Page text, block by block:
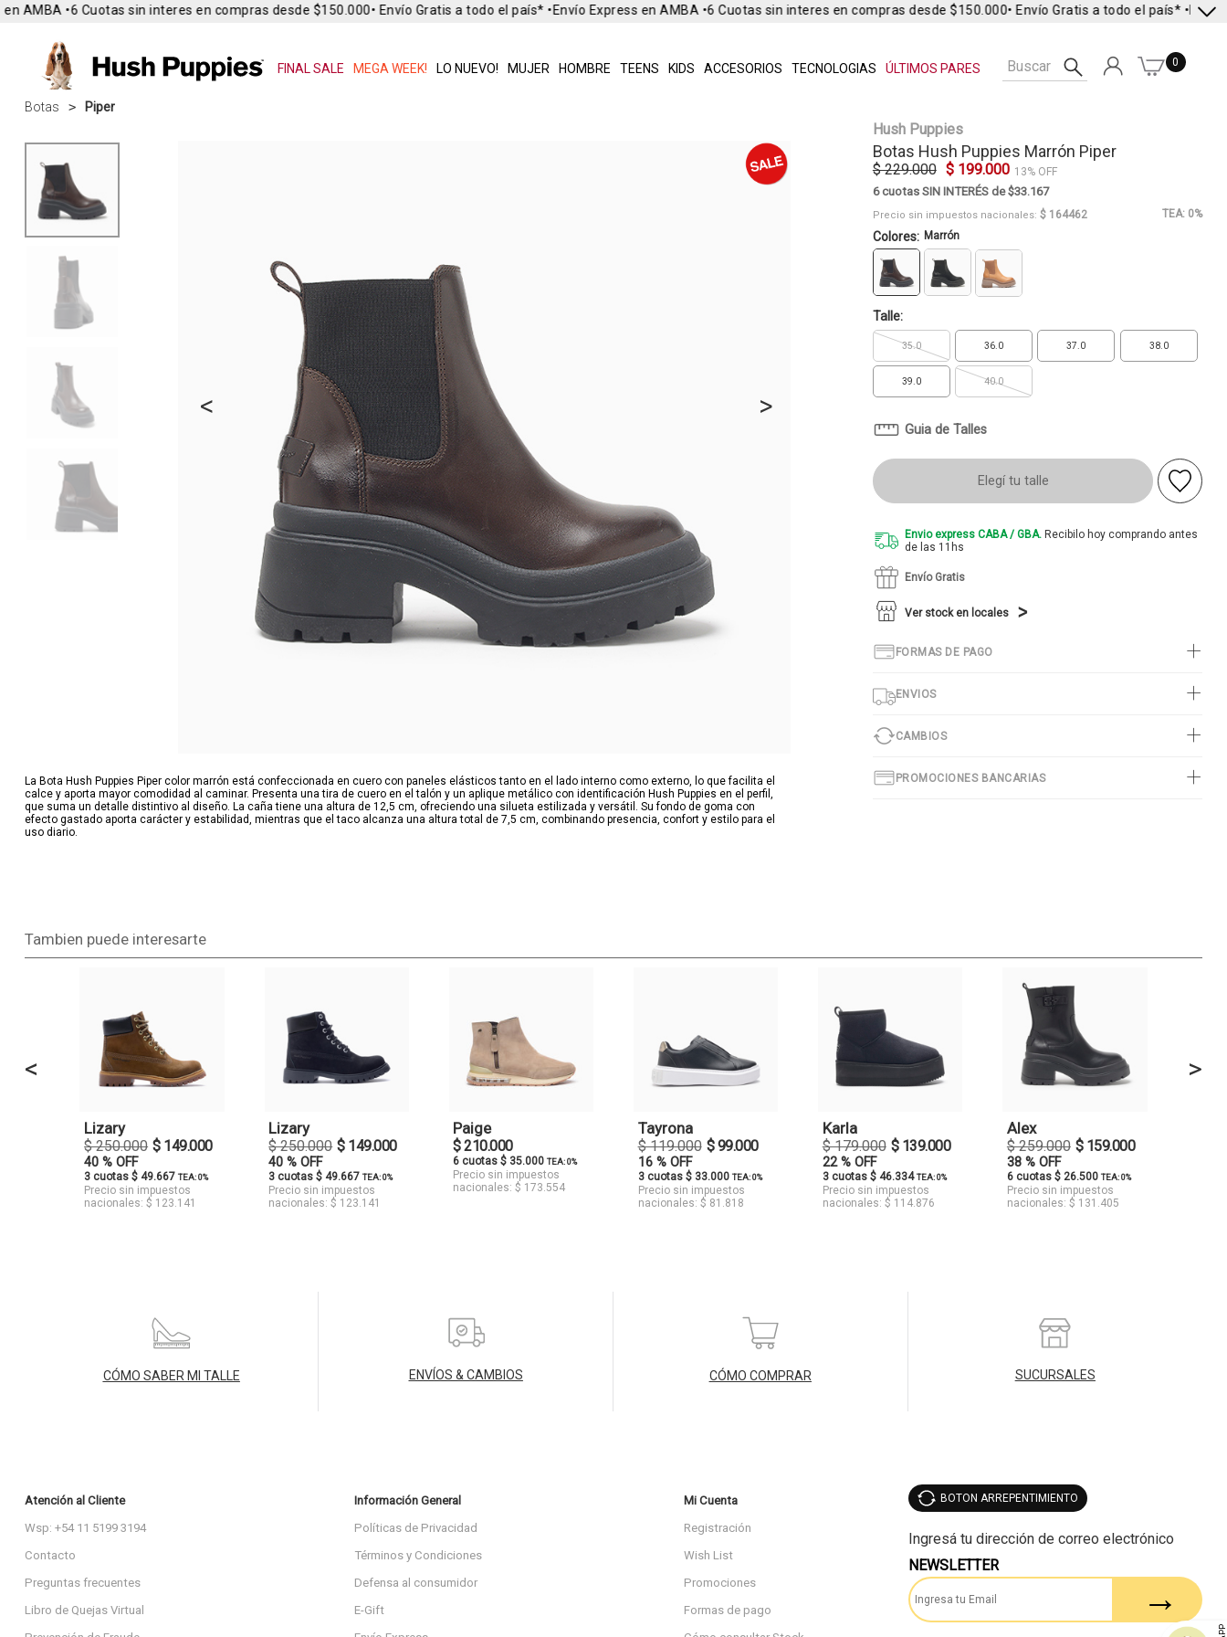
FINAL SALE MEGA WEEK! LO NUEVO! MUJER HOMBRE TEENS KIDS ACCESORIOS TECNOLOGIAS ÚLTIMOS PARES
AMBA •6 Cuotas sin interes en compras desde $150.000• Envío Gratis a todo el país* •Envío Express en AMBA •6 Cuotas sin interes en compras desde $150.000• Envío Gratis a todo el país* •Envío
0
Botas Piper
< >
La Bota Hush Puppies Piper color marrón está confeccionada en cuero con paneles elásticos tanto en el lado interno como externo, lo que facilita el
calce y aporta mayor comodidad al caminar. Presenta una tira de cuero en el talón y un aplique metálico con identificación Hush Puppies en el perfil,
que suma un detalle distintivo al diseño. La caña tiene una altura de 12,5 cm, ofreciendo una silueta estilizada y versátil. Su fondo de goma con
efecto gastado aporta carácter y estabilidad, mientras que el taco alcanza una altura total de 7,5 cm, combinando presencia, confort y estilo para el
uso diario.
Hush Puppies
Botas Hush Puppies Marrón Piper
$ 229.000 $ 199.000 13% OFF
6 cuotas SIN INTERÉS de $33.167
Precio sin impuestos nacionales: $ 164462 TEA: 0%
Colores: Marrón
Talle:
35.0 36.0 37.0 38.0
39.0 40.0
Guia de Talles
Elegí tu talle
Envio express CABA / GBA.Recibilo hoy comprando antes
de las 11hs
Envío Gratis
Ver stock en locales
FORMAS DE PAGO
ENVIOS
CAMBIOS
PROMOCIONES BANCARIAS
Tambien puede interesarte
<
Lizary
$ 250.000 $ 149.000
40 % OFF
3 cuotas $ 49.667TEA: 0%
Precio sin impuestos
nacionales: $ 123.141
Lizary
$ 250.000 $ 149.000
40 % OFF
3 cuotas $ 49.667TEA: 0%
Precio sin impuestos
nacionales: $ 123.141
Paige
$ 210.000
6 cuotas $ 35.000TEA: 0%
Precio sin impuestos
nacionales: $ 173.554
Tayrona
$ 119.000 $ 99.000
16 % OFF
3 cuotas $ 33.000 TEA: 0%
Precio sin impuestos
nacionales: $ 81.818
Karla
$ 179.000 $ 139.000
22 % OFF
3 cuotas $ 46.334TEA: 0%
Precio sin impuestos
nacionales: $ 114.876
Alex
$ 259.000 $ 159.000
38 % OFF
6 cuotas $ 26.500 TEA: 0%
Precio sin impuestos
nacionales: $ 131.405
>
CÓMO SABER MI TALLE ENVÍOS & CAMBIOS CÓMO COMPRAR SUCURSALES
Atención al Cliente
Wsp: +54 11 5199 3194
Contacto
Preguntas frecuentes
Libro de Quejas Virtual
Información General
Políticas de Privacidad
Términos y Condiciones
Defensa al consumidor
E-Gift
Mi Cuenta
Registración
Wish List
Promociones
Formas de pago
BOTON ARREPENTIMIENTO
NEWSLETTER